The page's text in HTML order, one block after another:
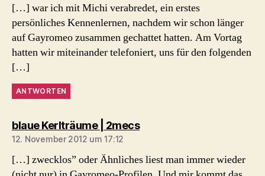
[…] war ich mit Michi verabredet, ein erstes
persönliches Kennenlernen, nachdem wir schon länger
auf Gayromeo zusammen gechattet hatten. Am Vortag
hatten wir miteinander telefoniert, uns für den folgenden
[…]
ANTWORTEN
blaue Kerlträume | 2mecssagt:
12. November 2012 um 17:12
[…] zwecklos” oder Ähnliches liest man immer wieder